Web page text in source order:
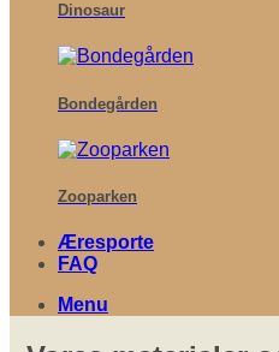
Dinosaur
Bondegården
Zooparken
Æresporte
FAQ
Menu